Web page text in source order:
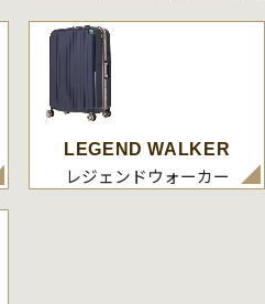
LEGEND WALKER
レジェンドウォーカー